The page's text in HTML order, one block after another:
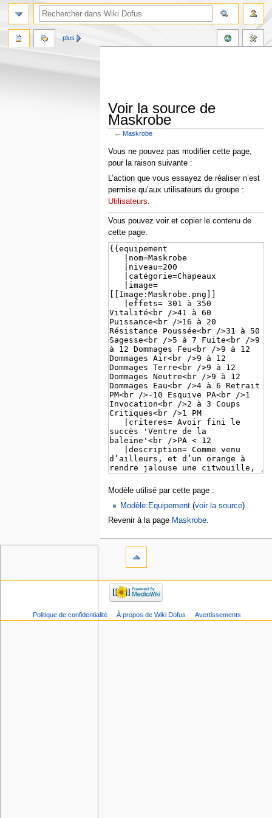
Voir la source de
Maskrobe
←Maskrobe
Aller
à
la
navigation
Aller
à
la
recherche
Vous ne pouvez pas modifier cette page,
pour la raison suivante :
L’action que vous essayez de réaliser n’est
permise qu’aux utilisateurs du groupe :
Utilisateurs.
Vous pouvez voir et copier le contenu de
cette page.
Modèle utilisé par cette page :
Modèle:Equipement (voir la source)
Revenir à la page Maskrobe.
plus
Politique de confidentialité À propos de Wiki Dofus Avertissements